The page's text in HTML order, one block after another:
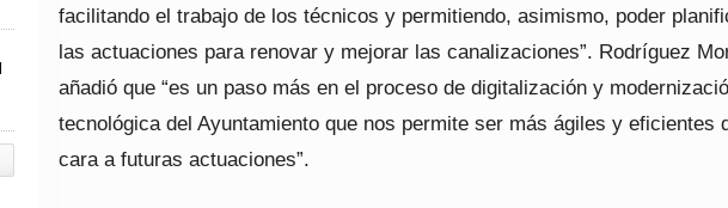
facilitando el trabajo de los técnicos y permitiendo, asimismo, poder
las actuaciones para renovar y mejorar las canalizaciones”. Rodríguez
añadió que “es un paso más en el proceso de digitalización y
tecnológica del Ayuntamiento que nos permite ser más ágiles y eficientes
cara a futuras actuaciones”.